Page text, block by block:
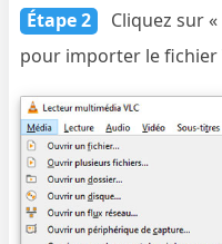
Étape 2
Cliquez sur
pour importer le fichier